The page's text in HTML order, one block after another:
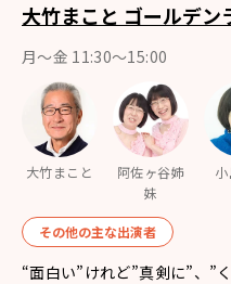
大竹まこと ゴールデン
月〜金 11:30～15:00
大竹まこと
阿佐ヶ谷姉
妹
その他の主な出演者
“面白い”けれど”真剣に”、”